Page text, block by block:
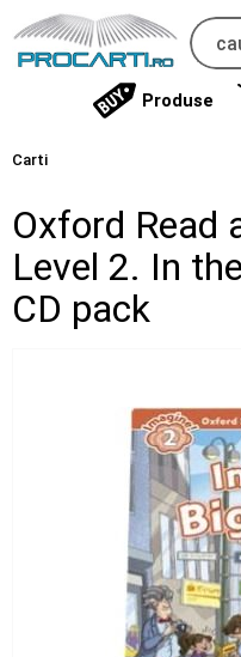
Produse
Carti
Oxford Read
Level 2. In
CD pack